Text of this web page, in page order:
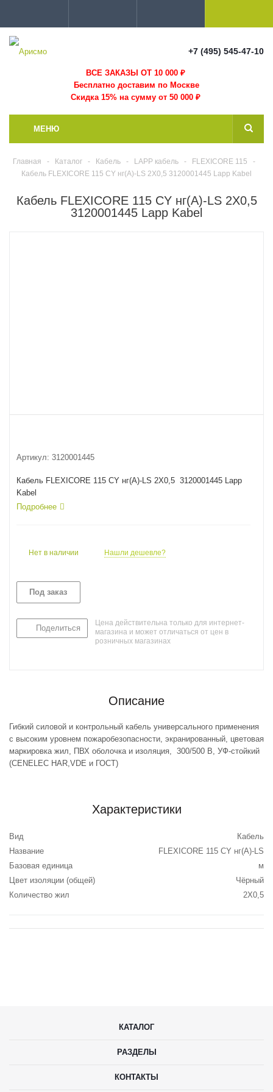
+7 (495) 545-47-10
ВСЕ ЗАКАЗЫ ОТ 10 000₽
Бесплатно доставим по Москве
Скидка 15% на сумму от 50 000 ₽
МЕНЮ
Главная - Каталог - Кабель - LAPP кабель - FLEXICORE 115
-
Кабель FLEXICORE 115 CY нг(А)-LS 2X0,5 3120001445 Lapp Kabel
Кабель FLEXICORE 115 CY нг(А)-LS 2X0,5
3120001445 Lapp Kabel
Артикул: 3120001445
Кабель FLEXICORE 115 CY нг(А)-LS 2X0,5 3120001445 Lapp
Kabel
Подробнее
Нет в наличии Нашли дешевле?
Под заказ
Поделиться
Цена действительна только для интернет-
магазина и может отличаться от цен в
розничных магазинах
Описание
Гибкий силовой и контрольный кабель универсального применения
с высоким уровнем пожаробезопасности, экранированный, цветовая
маркировка жил, ПВХ оболочка и изоляция, 300/500 В, УФ-стойкий
(CENELEC HAR,VDE и ГОСТ)
Характеристики
Вид
Кабель
Название
FLEXICORE 115 CY нг(А)-LS
Базовая единица
м
Цвет изоляции (общей)
Чёрный
Количество жил
2X0,5
КАТАЛОГ
РАЗДЕЛЫ
КОНТАКТЫ